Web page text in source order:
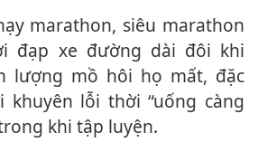
đạp xe đường dài đôi khi
lượng mồ hôi họ mất, đặc
lỗi thời “uống càng
khi tập luyện.